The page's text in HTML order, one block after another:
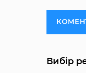
Вибір